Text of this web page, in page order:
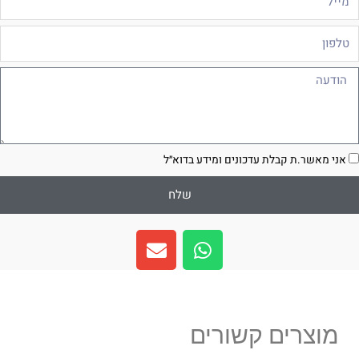
אני מאשר.ת קבלת עדכונים ומידע בדוא״ל
שלח
W
h
a
a
E
n
v
מוצרים קשורים